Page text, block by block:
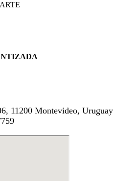
11200 Montevideo, Uruguay